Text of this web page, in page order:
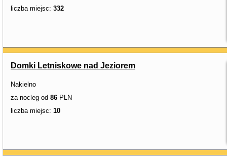
liczba miejsc: 332
Domki Letniskowe nad Jeziorem
Nakielno
za nocleg od 86 PLN
liczba miejsc: 10